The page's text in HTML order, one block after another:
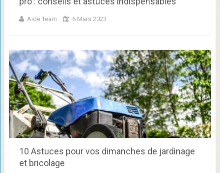
Aide Team 6 Mars 2023
10 Astuces pour vos dimanches de jardinage
et bricolage